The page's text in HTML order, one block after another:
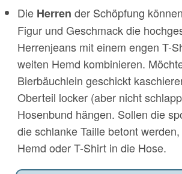
Die Herren der Schöpfung
Figur und Geschmack die
Herrenjeans mit einem engen T-
weiten Hemd kombinieren.
Bierbäuchlein geschickt
Oberteil locker (aber nicht
Hosenbund hängen. Sollen die
die schlanke Taille betont
Hemd oder T-Shirt in die Hose.